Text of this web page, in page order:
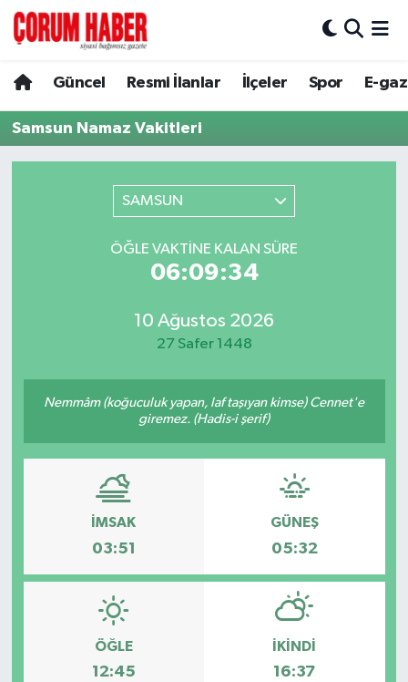
Güncel Resmi İlanlar İlçeler Spor E-
Samsun Namaz Vakitleri
SAMSUN
ÖĞLE VAKTINE KALAN SÜRE
06:09:34
10 Ağustos 2026
27 Safer 1448
Nemmâm (koğuculuk yapan, laf taşıyan kimse) Cennet'e
giremez. (Hadis-i şerif)
İMSAK
03:51
GÜNEŞ
05:32
ÖĞLE
12:45
İKINDI
16:37
Spor
Resmi İlanlar
İskilip
Kargı
Oğuzlar
Ortaköy
Osmancık
Hava Durumu
Çorum Namaz Vakitleri
Trafik Durumu
Süper Lig Puan Durumu ve Fikstür
Son Dakika Haberleri
Haber Arşivi